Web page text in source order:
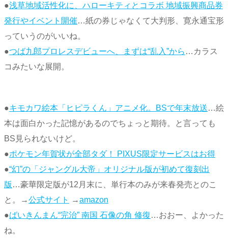
●浅草地域活性化に、ハローキティとコラボ 地域振興商品券
発行やイベント開催…紙の券じゃなくて大判形、寛永通宝形
っていうのがいいね。
●つば九郎プロレスデビューへ、まずは“乱入”から …カラス
コみたいな展開。
●キモカワ絵本「ヒピラくん」アニメ化。BSで年末放送…絵
本は面白かった記憶があるのでちょっと期待。と言っても
BS見られないけど。
●ポケモン年賀状が全部タダ！ PIXUS限定サービスはお得
●“幻”の「ジャングル大帝」オリジナル版が初めて復刻出
版 …豪華限定版が12月末に、単行本のみが来春発売とのこ
と。→公式サイト →amazon
●ばいきんまん“完治” 南国 石像の角 修復…おおー、よかった
ね。